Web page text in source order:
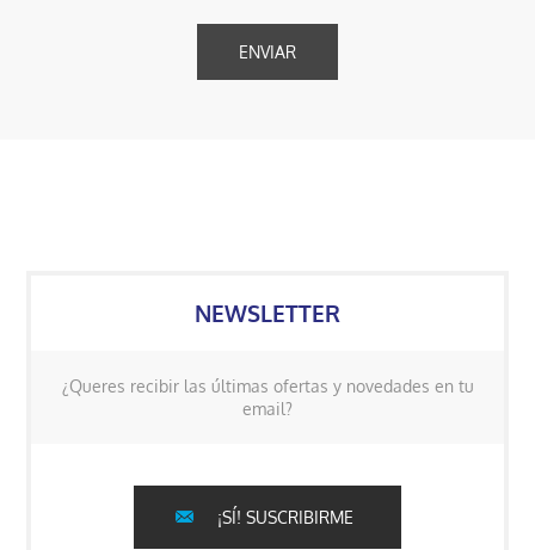
NEWSLETTER
¿Queres recibir las últimas ofertas y novedades en tu
email?
¡SÍ! SUSCRIBIRME